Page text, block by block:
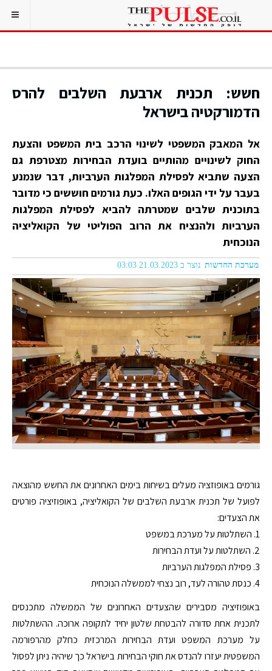
חשש: תכנית ארבעת השלבים להרס
הדמורקטיה בישראל
אל המאבק המשפטי לשינוי הרכב בית המשפט והצעת
החוק לשינויים מהותיים בועדת הבחירות מצטרפת גם
הצעה שתביא לפסילת המפלגות הערביות, דבר שנמנע
בעבר על ידי הגופים האלו. כעת גורמים חוששים כי מדובר
בתוכנית שלבים שמטרתה להביא לפסילת המפלגות
הערביות ולהנציח את הרוב הפוליטי של הקואליציה
הנוכחית
מערכת החדשות נוצר ב 21.03.2023 03:03
גורמים באופוזציה מעלים בשיחות בימים האחרונים את החשש מהוצאה
לפועל של תכנית ארבעת השלבים של הקואליציה, באופוזיציה פורטים
את הצעדים:
1. השתלטות על מערכת במשפט
2. השתלטות על ועדת הבחירות
3. פסילת המפלגות הערביות
4. כנסת טהורה לעד, רוב נצחי לממשלה הנוכחית
באופוזיציה מסבירים שהצעדים האחרונים של הממשלה מתכנסים
לתכנית אחת סדורה להבטחת שלטון יחיד לתקופה ארוכה. ההשתלטות
על מערכת המשפט ועדת הבחירות המרכזית כחלק מהרפורמה
המשפטית יעזרו להנדס את חוקי הבחירות בישראל כך שיהיה ניתן לפסול